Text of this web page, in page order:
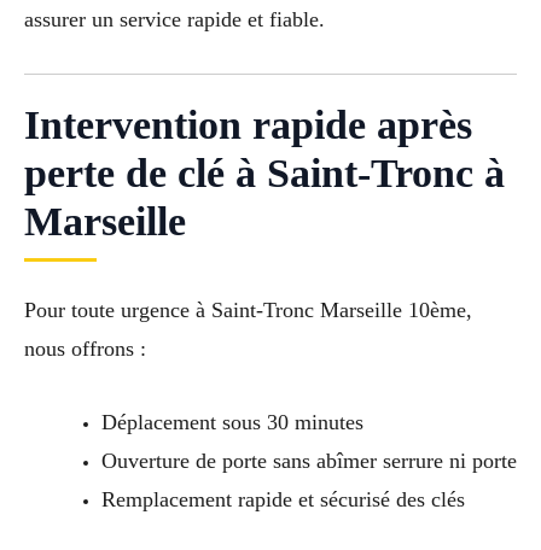
assurer un service rapide et fiable.
Intervention rapide après
perte de clé à Saint-Tronc à
Marseille
Pour toute urgence à Saint-Tronc Marseille 10ème,
nous offrons :
Déplacement sous 30 minutes
Ouverture de porte sans abîmer serrure ni porte
Remplacement rapide et sécurisé des clés